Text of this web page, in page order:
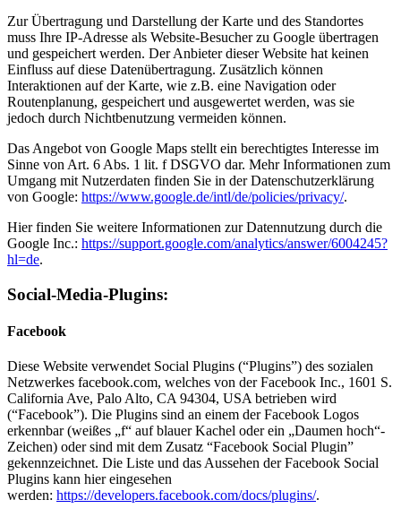
Zur Übertragung und Darstellung der Karte und des Standortes
muss Ihre IP-Adresse als Website-Besucher zu Google übertragen
und gespeichert werden. Der Anbieter dieser Website hat keinen
Einfluss auf diese Datenübertragung. Zusätzlich können
Interaktionen auf der Karte, wie z.B. eine Navigation oder
Routenplanung, gespeichert und ausgewertet werden, was sie
jedoch durch Nichtbenutzung vermeiden können.
Das Angebot von Google Maps stellt ein berechtigtes Interesse im
Sinne von Art. 6 Abs. 1 lit. f DSGVO dar. Mehr Informationen zum
Umgang mit Nutzerdaten finden Sie in der Datenschutzerklärung
von Google: https://www.google.de/intl/de/policies/privacy/.
Hier finden Sie weitere Informationen zur Datennutzung durch die
Google Inc.: https://support.google.com/analytics/answer/6004245?
hl=de.
Social-Media-Plugins:
Facebook
Diese Website verwendet Social Plugins (“Plugins”) des sozialen
Netzwerkes facebook.com, welches von der Facebook Inc., 1601 S.
California Ave, Palo Alto, CA 94304, USA betrieben wird
(“Facebook”). Die Plugins sind an einem der Facebook Logos
erkennbar (weißes „f“ auf blauer Kachel oder ein „Daumen hoch“-
Zeichen) oder sind mit dem Zusatz “Facebook Social Plugin”
gekennzeichnet. Die Liste und das Aussehen der Facebook Social
Plugins kann hier eingesehen
werden: https://developers.facebook.com/docs/plugins/.